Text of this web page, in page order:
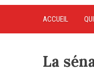
ACCUEIL
La